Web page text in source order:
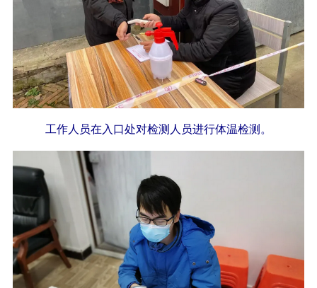
工作人员在入口处对检测人员进行体温检测。